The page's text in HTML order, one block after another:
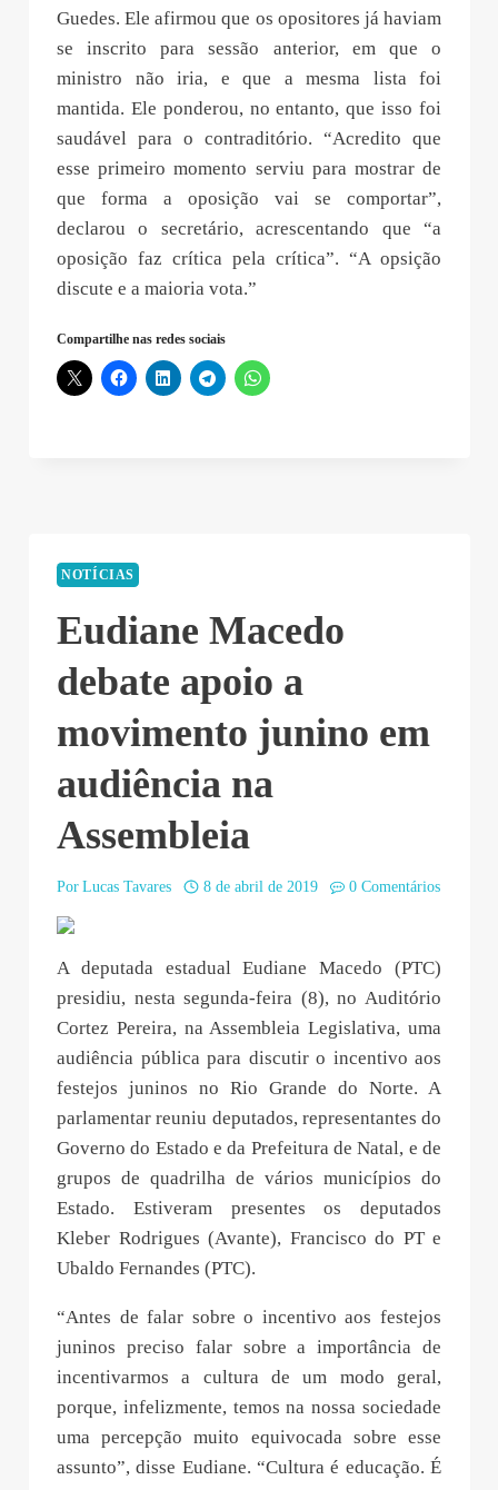
Guedes. Ele afirmou que os opositores já haviam
se inscrito para sessão anterior, em que o
ministro não iria, e que a mesma lista foi
mantida. Ele ponderou, no entanto, que isso foi
saudável para o contraditório. “Acredito que
esse primeiro momento serviu para mostrar de
que forma a oposição vai se comportar”,
declarou o secretário, acrescentando que “a
oposição faz crítica pela crítica”. “A opsição
discute e a maioria vota.”
Compartilhe nas redes sociais
NOTÍCIAS
Eudiane Macedo
debate apoio a
movimento junino em
audiência na
Assembleia
Por Lucas Tavares 8 de abril de 2019 0 Comentários
A deputada estadual Eudiane Macedo (PTC)
presidiu, nesta segunda-feira (8), no Auditório
Cortez Pereira, na Assembleia Legislativa, uma
audiência pública para discutir o incentivo aos
festejos juninos no Rio Grande do Norte. A
parlamentar reuniu deputados, representantes do
Governo do Estado e da Prefeitura de Natal, e de
grupos de quadrilha de vários municípios do
Estado. Estiveram presentes os deputados
Kleber Rodrigues (Avante), Francisco do PT e
Ubaldo Fernandes (PTC).
“Antes de falar sobre o incentivo aos festejos
juninos preciso falar sobre a importância de
incentivarmos a cultura de um modo geral,
porque, infelizmente, temos na nossa sociedade
uma percepção muito equivocada sobre esse
assunto”, disse Eudiane. “Cultura é educação. É